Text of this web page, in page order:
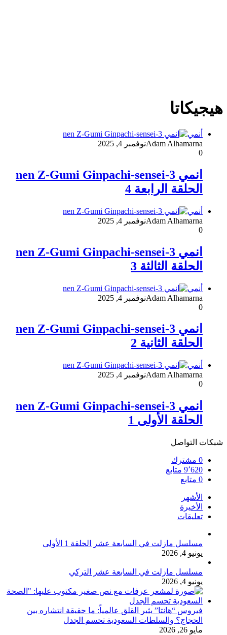
هيجيكاتا
أنمي
Adam Alhamarnaنوفمبر 4, 2025
0
انمي 3-nen Z-Gumi Ginpachi-sensei
الحلقة الرابعة 4
أنمي
Adam Alhamarnaنوفمبر 4, 2025
0
انمي 3-nen Z-Gumi Ginpachi-sensei
الحلقة الثالثة 3
أنمي
Adam Alhamarnaنوفمبر 4, 2025
0
انمي 3-nen Z-Gumi Ginpachi-sensei
الحلقة الثانية 2
أنمي
Adam Alhamarnaنوفمبر 4, 2025
0
انمي 3-nen Z-Gumi Ginpachi-sensei
الحلقة الأولى 1
شبكات التواصل
0 مشترك
9٬620 متابع
0 متابع
الأشهر
الأخيرة
تعليقات
مسلسل مازلت في السابعة عشر الحلقة 1 الأولى
يونيو 4, 2026
مسلسل مازلت في السابعة عشر التركي
يونيو 4, 2026
فيروس “هانتا” يثير القلق عالمياً: ما حقيقة انتشاره بين
الحجاج؟ والسلطات السعودية تحسم الجدل
مايو 26, 2026